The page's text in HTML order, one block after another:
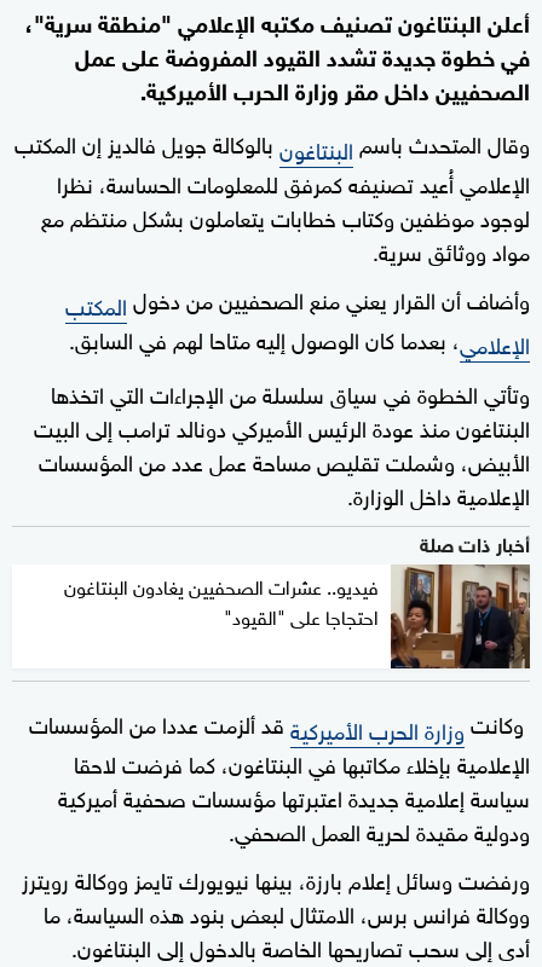
أعلن البنتاغون تصنيف مكتبه الإعلامي "منطقة سرية"،
في خطوة جديدة تشدد القيود المفروضة على عمل
الصحفيين داخل مقر وزارة الحرب الأميركية.
وقال المتحدث باسمالبنتاغونبالوكالة جويل فالديز إن المكتب
الإعلامي أُعيد تصنيفه كمرفق للمعلومات الحساسة، نظرا
لوجود موظفين وكتاب خطابات يتعاملون بشكل منتظم مع
مواد ووثائق سرية.
وأضاف أن القرار يعني منع الصحفيين من دخولالمكتب
الإعلامي، بعدما كان الوصول إليه متاحا لهم في السابق.
وتأتي الخطوة في سياق سلسلة من الإجراءات التي اتخذها
البنتاغون منذ عودة الرئيس الأميركي دونالد ترامب إلى البيت
الأبيض، وشملت تقليص مساحة عمل عدد من المؤسسات
الإعلامية داخل الوزارة.
أخبار ذات صلة
فيديو.. عشرات الصحفيين يغادون البنتاغون
احتجاجا على "القيود"
وكانتوزارة الحرب الأميركيةقد ألزمت عددا من المؤسسات
الإعلامية بإخلاء مكاتبها في البنتاغون، كما فرضت لاحقا
سياسة إعلامية جديدة اعتبرتها مؤسسات صحفية أميركية
ودولية مقيدة لحرية العمل الصحفي.
ورفضت وسائل إعلام بارزة، بينها نيويورك تايمز ووكالة رويترز
ووكالة فرانس برس، الامتثال لبعض بنود هذه السياسة، ما
أدى إلى سحب تصاريحها الخاصة بالدخول إلى البنتاغون.